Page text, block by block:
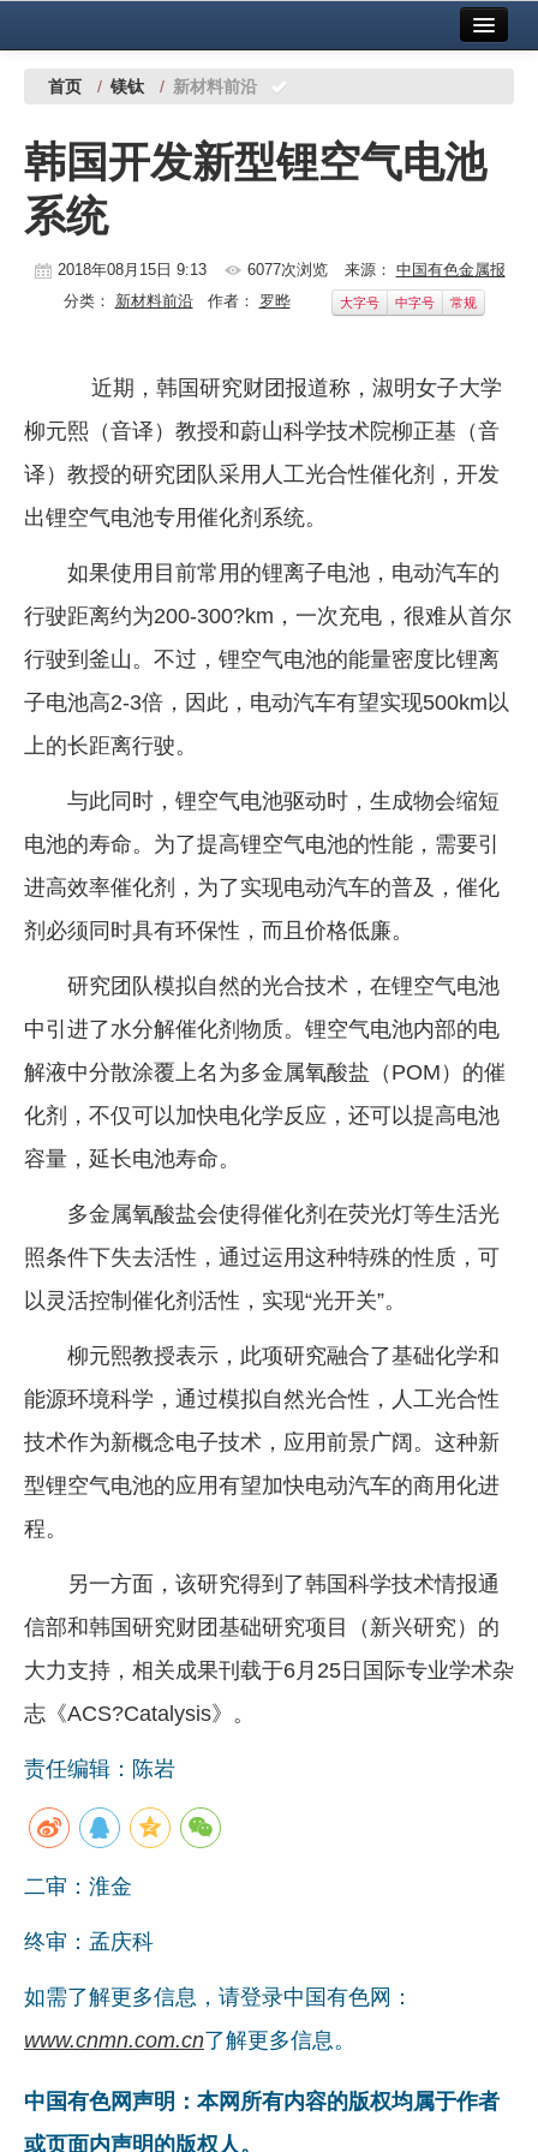
中国有色金属报社主办 广告服务
铜镍铅锌
铝
稀有稀土
镁钛
地矿 建设
党建工作
企业文化
《资源再生》杂志
行情报价
首页 / 镁钛 / 新材料前沿
韩国开发新型锂空气电池
系统
2018年08月15日 9:13 6077次浏览 来源： 中国有色金属报
分类： 新材料前沿作者： 罗晔 大字号 中字号 常规
近期，韩国研究财团报道称，淑明女子大学
柳元熙（音译）教授和蔚山科学技术院柳正基（音
译）教授的研究团队采用人工光合性催化剂，开发
出锂空气电池专用催化剂系统。
如果使用目前常用的锂离子电池，电动汽车的
行驶距离约为200-300?km，一次充电，很难从首尔
行驶到釜山。不过，锂空气电池的能量密度比锂离
子电池高2-3倍，因此，电动汽车有望实现500km以
上的长距离行驶。
与此同时，锂空气电池驱动时，生成物会缩短
电池的寿命。为了提高锂空气电池的性能，需要引
进高效率催化剂，为了实现电动汽车的普及，催化
剂必须同时具有环保性，而且价格低廉。
研究团队模拟自然的光合技术，在锂空气电池
中引进了水分解催化剂物质。锂空气电池内部的电
解液中分散涂覆上名为多金属氧酸盐（POM）的催
化剂，不仅可以加快电化学反应，还可以提高电池
容量，延长电池寿命。
多金属氧酸盐会使得催化剂在荧光灯等生活光
照条件下失去活性，通过运用这种特殊的性质，可
以灵活控制催化剂活性，实现“光开关”。
柳元熙教授表示，此项研究融合了基础化学和
能源环境科学，通过模拟自然光合性，人工光合性
技术作为新概念电子技术，应用前景广阔。这种新
型锂空气电池的应用有望加快电动汽车的商用化进
程。
另一方面，该研究得到了韩国科学技术情报通
信部和韩国研究财团基础研究项目（新兴研究）的
大力支持，相关成果刊载于6月25日国际专业学术杂
志《ACS?Catalysis》。
责任编辑：陈岩
二审：淮金
终审：孟庆科
如需了解更多信息，请登录中国有色网：
www.cnmn.com.cn了解更多信息。
中国有色网声明：本网所有内容的版权均属于作者
或页面内声明的版权人。